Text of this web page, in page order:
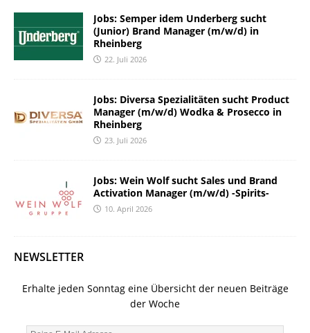
Jobs: Semper idem Underberg sucht
(Junior) Brand Manager (m/w/d) in
Rheinberg
22. Juli 2026
Jobs: Diversa Spezialitäten sucht Product
Manager (m/w/d) Wodka & Prosecco in
Rheinberg
23. Juli 2026
Jobs: Wein Wolf sucht Sales und Brand
Activation Manager (m/w/d) -Spirits-
10. April 2026
NEWSLETTER
Erhalte jeden Sonntag eine Übersicht der neuen Beiträge
der Woche